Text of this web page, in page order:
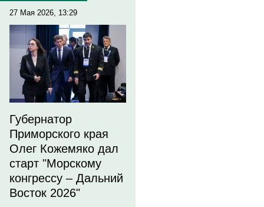
27 Мая 2026, 13:29
Губернатор
Приморского края
Олег Кожемяко дал
старт "Морскому
конгрессу – Дальний
Восток 2026"